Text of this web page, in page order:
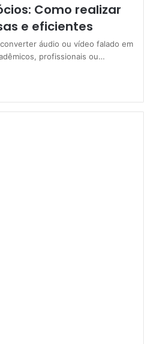
Como realizar
e eficientes
áudio ou vídeo falado em
profissionais ou…